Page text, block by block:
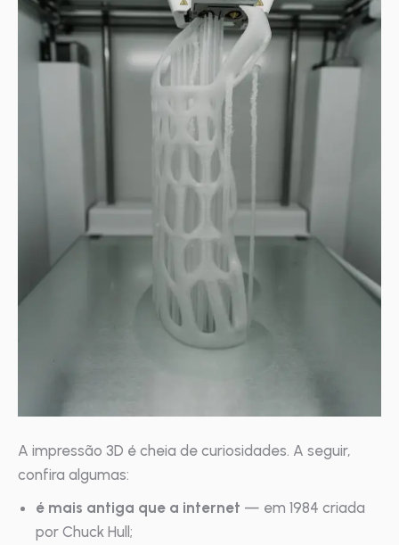
A impressão 3D é cheia de curiosidades. A seguir,
confira algumas:
é mais antiga que a internet — em 1984 criada
por Chuck Hull;